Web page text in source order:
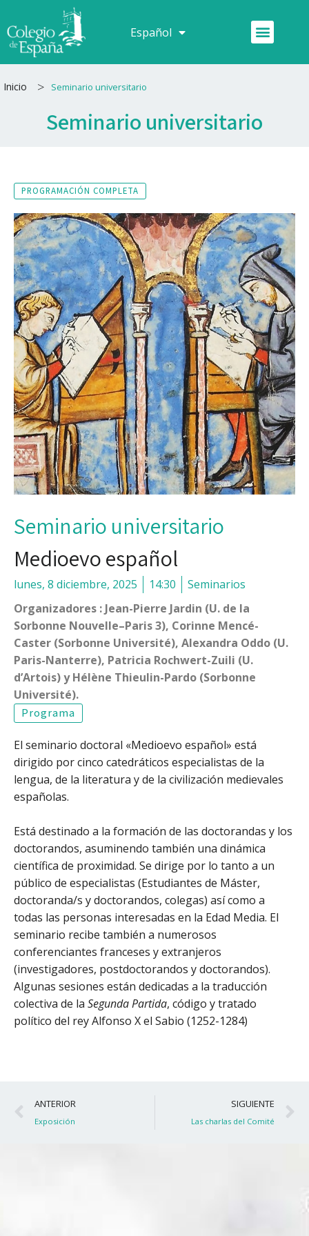
al
contenido
Español
Français Menú
Inicio > Seminario universitario
Seminario universitario
PROGRAMACIÓN COMPLETA
Seminario universitario
Medioevo español
lunes, 8 diciembre, 2025 14:30
Seminarios
Organizadores : Jean-Pierre Jardin (U. de la
Sorbonne Nouvelle–Paris 3), Corinne Mencé-
Caster (Sorbonne Université), Alexandra Oddo (U.
Paris-Nanterre), Patricia Rochwert-Zuili (U.
d’Artois) y Hélène Thieulin-Pardo (Sorbonne
Université).
Programa
El seminario doctoral «Medioevo español» está
dirigido por cinco catedráticos especialistas de la
lengua, de la literatura y de la civilización medievales
españolas.
Está destinado a la formación de las doctorandas y los
doctorandos, asuminendo también una dinámica
científica de proximidad. Se dirige por lo tanto a un
público de especialistas (Estudiantes de Máster,
doctoranda/s y doctorandos, colegas) así como a
todas las personas interesadas en la Edad Media. El
seminario recibe también a numerosos
conferenciantes franceses y extranjeros
(investigadores, postdoctorandos y doctorandos).
Algunas sesiones están dedicadas a la traducción
colectiva de la Segunda Partida, código y tratado
político del rey Alfonso X el Sabio (1252-1284)
Ant
ANTERIOR
Exposición
SIGUIENTE
Las charlas del Comité